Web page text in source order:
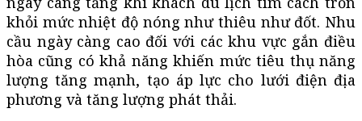
khỏi mức nhiệt độ nóng như thiêu như đốt. Nhu
cầu ngày càng cao đối với các khu vực gắn điều
hòa cũng có khả năng khiến mức tiêu thụ năng
lượng tăng mạnh, tạo áp lực cho lưới điện địa
phương và tăng lượng phát thải.